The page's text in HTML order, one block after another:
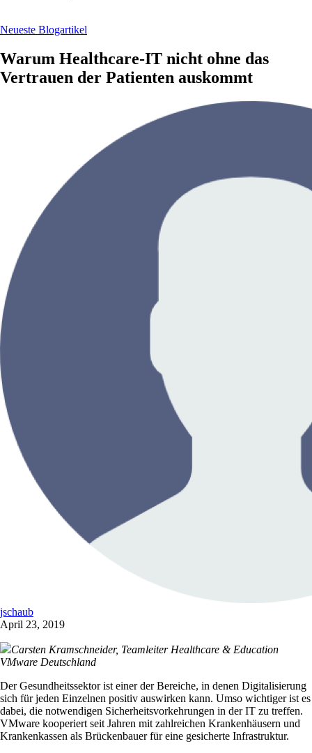
Neueste Blogartikel
Warum Healthcare-IT nicht ohne das
Vertrauen der Patienten auskommt
jschaub
April 23, 2019
Carsten Kramschneider, Teamleiter Healthcare & Education
VMware Deutschland
Der Gesundheitssektor ist einer der Bereiche, in denen Digitalisierung
sich für jeden Einzelnen positiv auswirken kann. Umso wichtiger ist es
dabei, die notwendigen Sicherheitsvorkehrungen in der IT zu treffen.
VMware kooperiert seit Jahren mit zahlreichen Krankenhäusern und
Krankenkassen als Brückenbauer für eine gesicherte Infrastruktur.